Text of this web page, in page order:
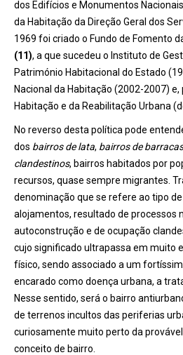
dos Edifícios e Monumentos
da Habitação da Direção Geral dos
1969 foi criado o Fundo de Fomento
(11), a que sucedeu o Instituto de
Património Habitacional do Estado
Nacional da Habitação (2002-2007)
Habitação e da Reabilitação Urbana
No reverso desta política pode
dos bairros de lata, bairros de barracas
clandestinos, bairros habitados por
recursos, quase sempre migrantes.
denominação que se refere ao tipo
alojamentos, resultado de processos
autoconstrução e de ocupação
cujo significado ultrapassa em muito
físico, sendo associado a um
encarado como doença urbana, a
Nesse sentido, será o bairro
de terrenos incultos das periferias
curiosamente muito perto da
conceito de bairro.